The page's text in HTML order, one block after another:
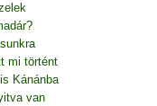
mi történt
Kánánba
van